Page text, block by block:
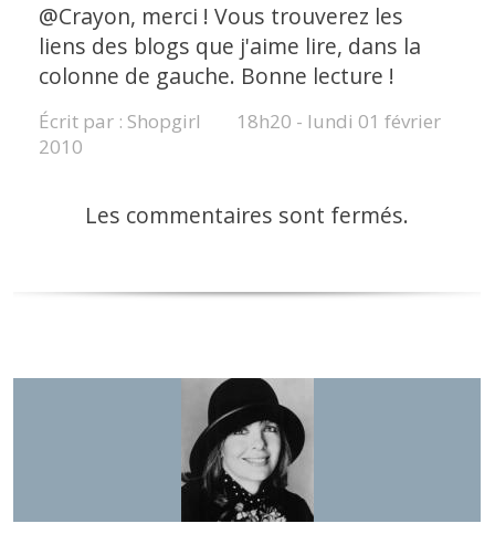
@Crayon, merci ! Vous trouverez les
liens des blogs que j'aime lire, dans la
colonne de gauche. Bonne lecture !
Écrit par : Shopgirl 18h20 - lundi 01 février
2010
Les commentaires sont fermés.